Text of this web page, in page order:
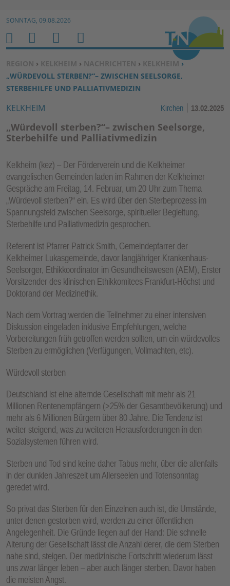
Zum Inhalt springen ↓
SONNTAG, 09.08.2026
SIE BEFINDEN SICH HIER:
REGION › KELKHEIM › NACHRICHTEN › KELKHEIM ›
„WÜRDEVOLL STERBEN?“– ZWISCHEN SEELSORGE,
STERBEHILFE UND PALLIATIVMEDIZIN
KELKHEIM Kirchen 13.02.2025
„Würdevoll sterben?“– zwischen Seelsorge,
Sterbehilfe und Palliativmedizin
Kelkheim (kez) – Der Förderverein und die Kelkheimer
evangelischen Gemeinden laden im Rahmen der Kelkheimer
Gespräche am Freitag, 14. Februar, um 20 Uhr zum Thema
„Würdevoll sterben?“ ein. Es wird über den Sterbeprozess im
Spannungsfeld zwischen Seelsorge, spiritueller Begleitung,
Sterbehilfe und Palliativmedizin gesprochen.
Referent ist Pfarrer Patrick Smith, Gemeindepfarrer der
Kelkheimer Lukasgemeinde, davor langjähriger Krankenhaus-
Seelsorger, Ethikkoordinator im Gesundheitswesen (AEM), Erster
Vorsitzender des klinischen Ethikkomitees Frankfurt-Höchst und
Doktorand der Medizinethik.
Nach dem Vortrag werden die Teilnehmer zu einer intensiven
Diskussion eingeladen inklusive Empfehlungen, welche
Vorbereitungen früh getroffen werden sollten, um ein würdevolles
Sterben zu ermöglichen (Verfügungen, Vollmachten, etc).
Würdevoll sterben
Deutschland ist eine alternde Gesellschaft mit mehr als 21
Millionen Rentenempfängern (>25% der Gesamtbevölkerung) und
mehr als 6 Millionen Bürgern über 80 Jahre. Die Tendenz ist
weiter steigend, was zu weiteren Herausforderungen in den
Sozialsystemen führen wird.
Sterben und Tod sind keine daher Tabus mehr, über die allenfalls
in der dunklen Jahreszeit um Allerseelen und Totensonntag
geredet wird.
So privat das Sterben für den Einzelnen auch ist, die Umstände,
unter denen gestorben wird, werden zu einer öffentlichen
Angelegenheit. Die Gründe liegen auf der Hand: Die schnelle
Alterung der Gesellschaft lässt die Anzahl derer, die dem Sterben
nahe sind, steigen. Der medizinische Fortschritt wiederum lässt
uns zwar länger leben – aber auch länger sterben. Davor haben
die meisten Angst.
H
O
M
E
M
E
N
U
S
U
C
H
B
E
N
U
E
R
U
N
K
TI
O
N
E
N